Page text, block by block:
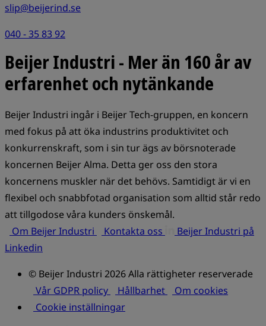
slip@beijerind.se
040 - 35 83 92
Beijer Industri - Mer än 160 år av
erfarenhet och nytänkande
Beijer Industri ingår i Beijer Tech-gruppen, en koncern
med fokus på att öka industrins produktivitet och
konkurrenskraft, som i sin tur ägs av börsnoterade
koncernen Beijer Alma. Detta ger oss den stora
koncernens muskler när det behövs. Samtidigt är vi en
flexibel och snabbfotad organisation som alltid står redo
att tillgodose våra kunders önskemål.
Om Beijer Industri
Kontakta oss
Beijer Industri på
Linkedin
© Beijer Industri 2026 Alla rättigheter reserverade
Vår GDPR policy
Hållbarhet
Om cookies
Cookie inställningar